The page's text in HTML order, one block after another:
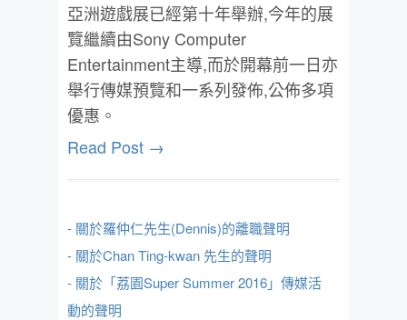
亞洲遊戲展已經第十年舉辦,今年的展
覽繼續由Sony Computer
Entertainment主導,而於開幕前一日亦
舉行傳媒預覽和一系列發佈,公佈多項
優惠。
Read Post →
- 關於羅仲仁先生(Dennis)的離職聲明
- 關於Chan Ting-kwan 先生的聲明
- 關於「荔園Super Summer 2016」傳媒活
動的聲明